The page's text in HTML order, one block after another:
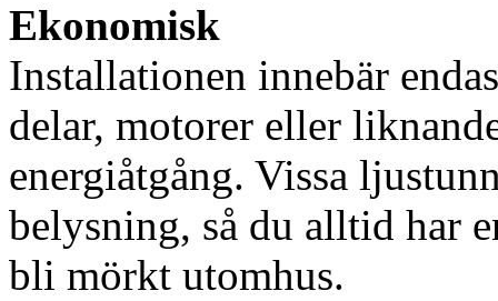
Ekonomisk
Installationen innebär
delar, motorer eller
energiåtgång. Vissa
belysning, så du alltid har
bli mörkt utomhus.